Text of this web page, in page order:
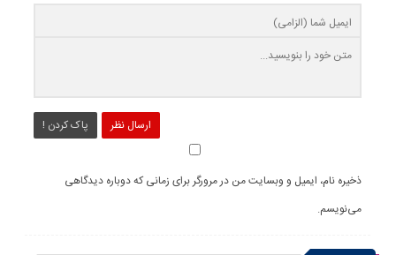
ارسال نظر پاک کردن !
ذخیره نام، ایمیل و وبسایت من در مرورگر برای زمانی که دوباره دیدگاهی
می‌نویسم.